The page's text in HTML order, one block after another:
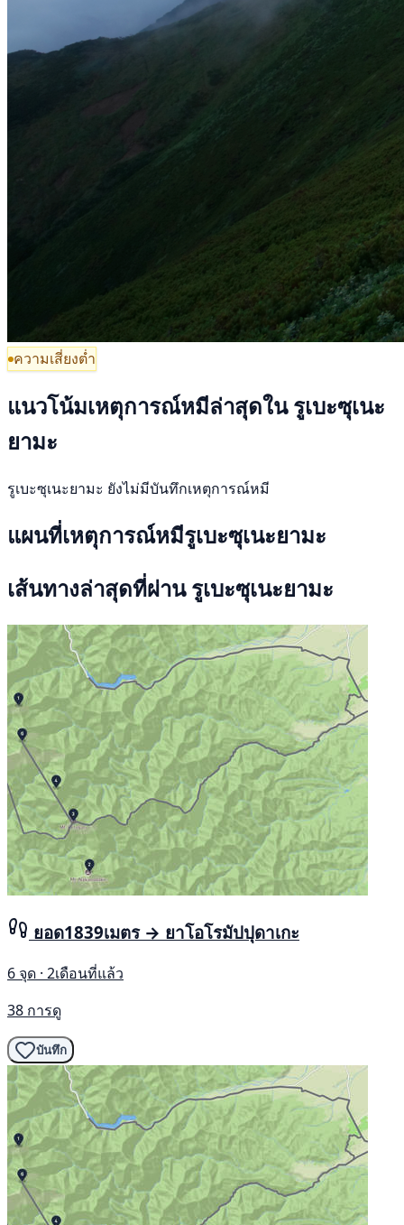
ความเสี่ยงต่ำ
แนวโน้มเหตุการณ์หมีล่าสุดใน รูเบะซุเนะ
ยามะ
รูเบะซุเนะยามะ ยังไม่มีบันทึกเหตุการณ์หมี
แผนที่เหตุการณ์หมีรูเบะซุเนะยามะ
เส้นทางล่าสุดที่ผ่าน รูเบะซุเนะยามะ
ยอด1839เมตร → ยาโอโรมัปปุดาเกะ
6 จุด · 2เดือนที่แล้ว
38 การดู
บันทึก